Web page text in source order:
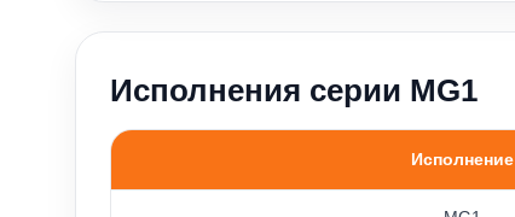
Исполнения серии MG1
Исполнение